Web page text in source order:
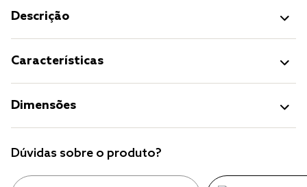
Descrição
Características
Dimensões
Dúvidas sobre o produto?